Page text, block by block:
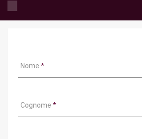
Nome *
Cognome *